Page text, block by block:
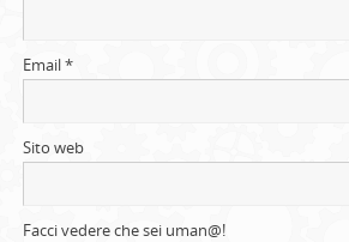
Email*
Sito web
Facci vedere che sei uman@!